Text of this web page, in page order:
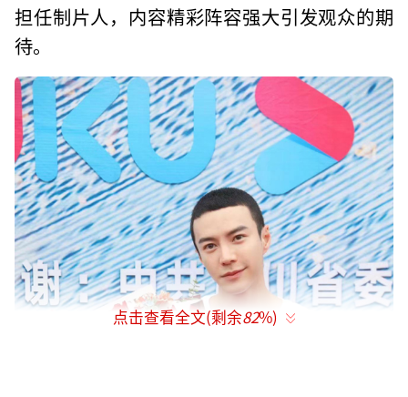
担任制片人，内容精彩阵容强大引发观众的期
待。
点击查看全文(剩余82%)